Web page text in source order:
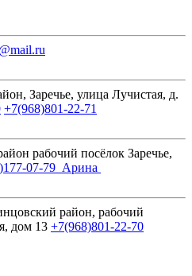
Заречье, улица Лучистая, д.
+7(968)801-22-71
рабочий посёлок Заречье,
07-79 Арина
район, рабочий
дом 13 +7(968)801-22-70